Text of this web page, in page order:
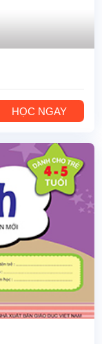
HỌC NGAY